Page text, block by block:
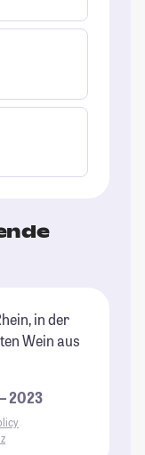
in der
Wein aus
2023